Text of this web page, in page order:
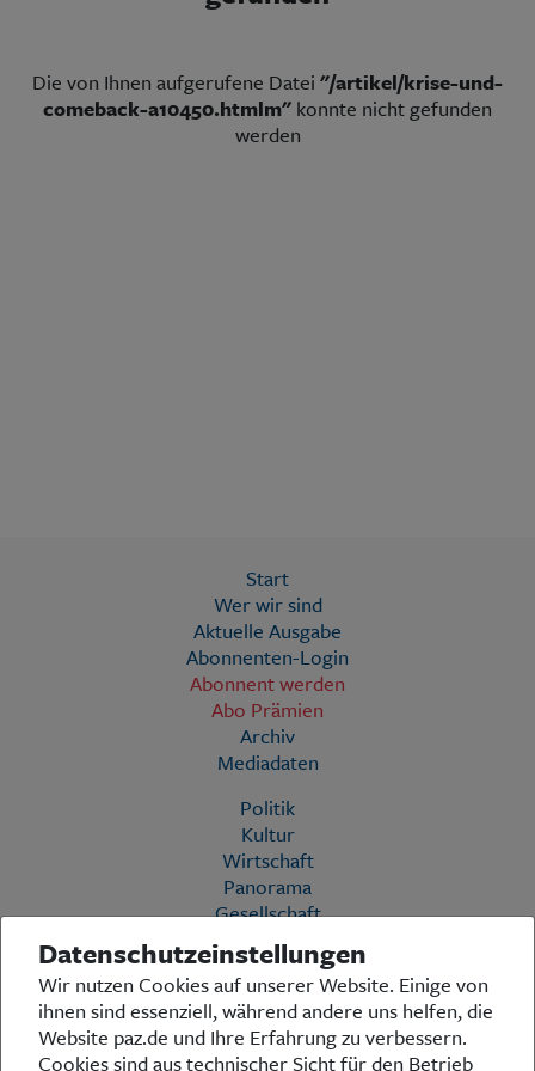
Abo Prämien
Archiv
Mediadaten
Die von Ihnen aufgerufene Datei "/artikel/krise-und-
comeback-a10450.htmlm" konnte nicht gefunden
werden
Start
Wer wir sind
Aktuelle Ausgabe
Abonnenten-Login
Abonnent werden
Abo Prämien
Archiv
Mediadaten
Politik
Kultur
Wirtschaft
Panorama
Gesellschaft
Leben
Geschichte
Ostpreußen
Pommern
Berlin-Brandenburg
Datenschutzeinstellungen
Wir nutzen Cookies auf unserer Website. Einige von
ihnen sind essenziell, während andere uns helfen, die
Website paz.de und Ihre Erfahrung zu verbessern.
Cookies sind aus technischer Sicht für den Betrieb